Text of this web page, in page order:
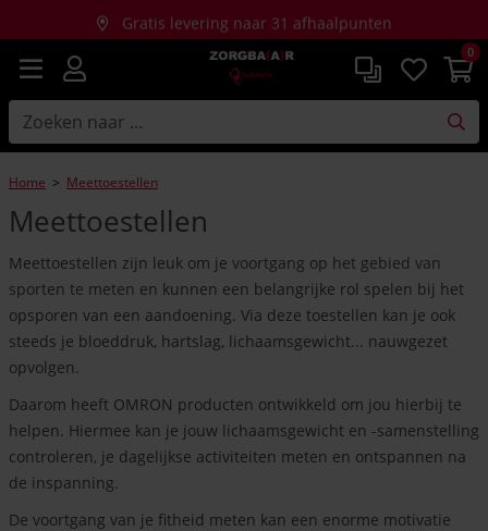
0
Gratis levering naar 31 afhaalpunten
Gratis thuislevering bij aankopen vanaf €150
Home > Meettoestellen
Meettoestellen
Meettoestellen zijn leuk om je voortgang op het gebied van
sporten te meten en kunnen een belangrijke rol spelen bij het
opsporen van een aandoening. Via deze toestellen kan je ook
steeds je bloeddruk, hartslag, lichaamsgewicht... nauwgezet
opvolgen.
Daarom heeft OMRON producten ontwikkeld om jou hierbij te
helpen. Hiermee kan je jouw lichaamsgewicht en -samenstelling
controleren, je dagelijkse activiteiten meten en ontspannen na
de inspanning.
De voortgang van je fitheid meten kan een enorme motivatie